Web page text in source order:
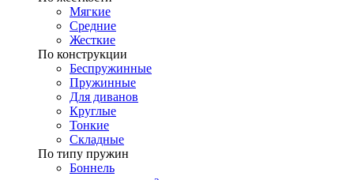
Мягкие
Средние
Жесткие
По конструкции
Беспружинные
Пружинные
Для диванов
Круглые
Тонкие
Складные
По типу пружин
Боннель